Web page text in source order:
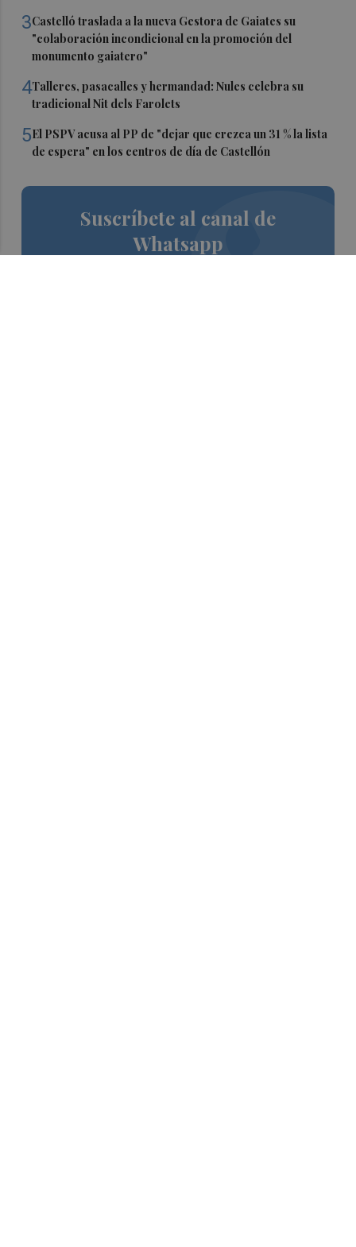
3Castelló traslada a la nueva Gestora de Gaiates su
"colaboración incondicional en la promoción del
monumento gaiatero"
4Talleres, pasacalles y hermandad: Nules celebra su
tradicional Nit dels Farolets
5El PSPV acusa al PP de "dejar que crezca un 31 % la lista
de espera" en los centros de día de Castellón
Suscríbete al canal de
Whatsapp